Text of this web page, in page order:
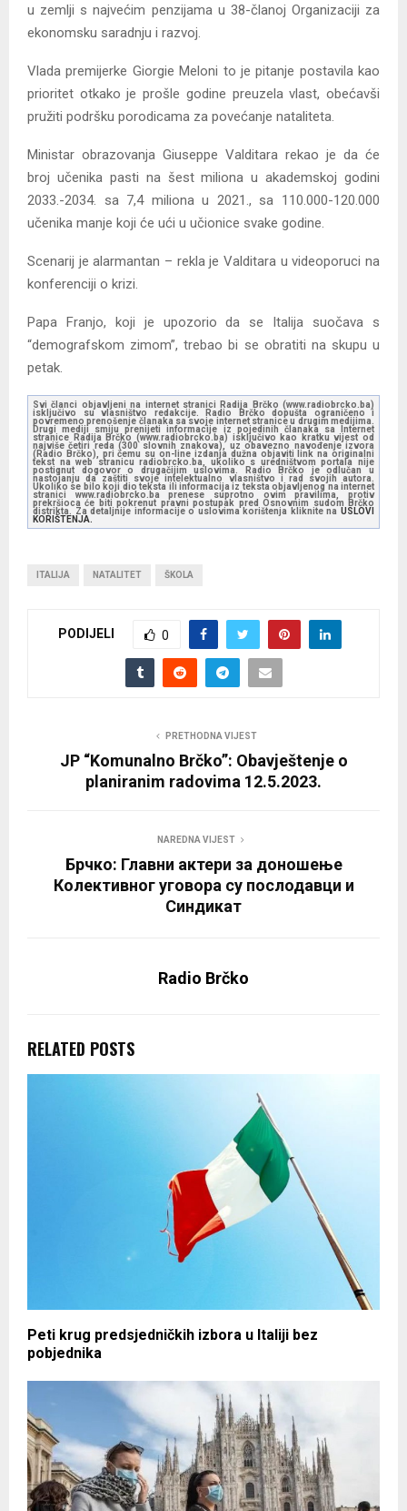
u zemlji s najvećim penzijama u 38-članoj Organizaciji za
ekonomsku saradnju i razvoj.
Vlada premijerke Giorgie Meloni to je pitanje postavila kao
prioritet otkako je prošle godine preuzela vlast, obećavši
pružiti podršku porodicama za povećanje nataliteta.
Ministar obrazovanja Giuseppe Valditara rekao je da će
broj učenika pasti na šest miliona u akademskoj godini
2033.-2034. sa 7,4 miliona u 2021., sa 110.000-120.000
učenika manje koji će ući u učionice svake godine.
Scenarij je alarmantan – rekla je Valditara u videoporuci na
konferenciji o krizi.
Papa Franjo, koji je upozorio da se Italija suočava s
“demografskom zimom”, trebao bi se obratiti na skupu u
petak.
Svi članci objavljeni na internet stranici Radija Brčko (www.radiobrcko.ba)
isključivo su vlasništvo redakcije. Radio Brčko dopušta ograničeno i
povremeno prenošenje članaka sa svoje internet stranice u drugim medijima.
Drugi mediji smiju prenijeti informacije iz pojedinih članaka sa Internet
stranice Radija Brčko (www.radiobrcko.ba) isključivo kao kratku vijest od
najviše četiri reda (300 slovnih znakova), uz obavezno navođenje izvora
(Radio Brčko), pri čemu su on-line izdanja dužna objaviti link na originalni
tekst na web stranicu radiobrcko.ba, ukoliko s uredništvom portala nije
postignut dogovor o drugačijim uslovima. Radio Brčko je odlučan u
nastojanju da zaštiti svoje intelektualno vlasništvo i rad svojih autora.
Ukoliko se bilo koji dio teksta ili informacija iz teksta objavljenog na internet
stranici www.radiobrcko.ba prenese suprotno ovim pravilima, protiv
prekršioca će biti pokrenut pravni postupak pred Osnovnim sudom Brčko
distrikta. Za detaljnije informacije o uslovima korištenja kliknite na USLOVI
KORIŠTENJA.
ITALIJA NATALITET ŠKOLA
PODIJELI 0
PRETHODNA VIJEST
JP “Komunalno Brčko”: Obavještenje o
planiranim radovima 12.5.2023.
NAREDNA VIJEST
Брчко: Главни актери за доношење
Колективног уговора су послодавци и
Синдикат
Radio Brčko
RELATED POSTS
Peti krug predsjedničkih izbora u Italiji bez
pobjednika